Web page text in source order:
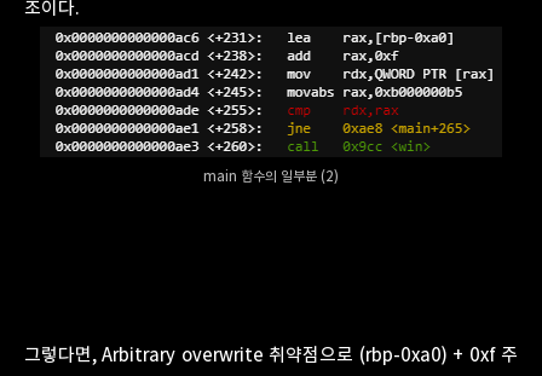
조이다.
main 함수의 일부분 (2)
그렇다면, Arbitrary overwrite 취약점으로 (rbp-0xa0) + 0xf 주